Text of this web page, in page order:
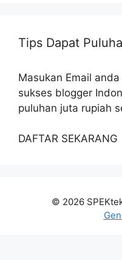
Tips Dapat
Masukan Email
sukses blogger
puluhan juta rupiah
DAFTAR SEKARANG
© 2026